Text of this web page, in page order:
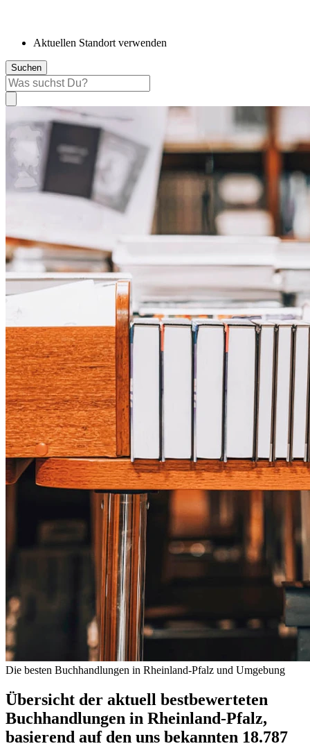
Aktuellen Standort verwenden
Suchen
Die besten Buchhandlungen in Rheinland-Pfalz und Umgebung
Übersicht der aktuell bestbewerteten
Buchhandlungen in Rheinland-Pfalz,
basierend auf den uns bekannten 18.787